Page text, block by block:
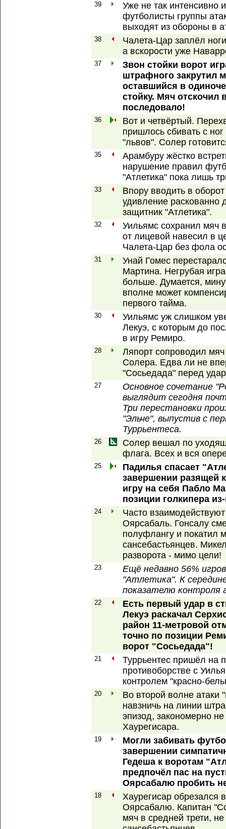
39
Уже не так интенсивно
футболисты группы
выходят из обороны в
38
Чалета-Цар заплёл
а вскорости уже
37
Звон стойки ворот
штрафного закрутил
оставшийся в
стойку. Мяч отскочил
последовало!
36
Вот и четвёртый.
пришлось сбивать с
"львов". Солер
35
Арамбуру жёстко
нарушение правил
"Атлетика" пока лишь
33
Впору вводить в
удивление раскованно
защитник "Атлетика".
32
Уильямс сохранил мяч
от лицевой навесил в
Чалета-Цар без фола
31
Унай Гомес
Мартина. Негрубая
больше. Думается,
вполне может
первого тайма.
30
Уильямс уж слишком
Лекуэ, с которым до
в игру Ремиро.
28
Ляпорт сопроводил
Солера. Едва ли не
"Сосьедада" перед
27
Основное сочетание
выглядит сегодня
Три перестановки
"Эльче", выпустив с
Туррьентеса.
26
Солер вешал по
флага. Всех и вся
25
Падилья спасает
завершении разящей
игру на себя Пабло
позиции голкипера
24
Часто
Оярсабаль. Гонсалу
полуфлангу и покатил
сансебастьянцев.
разворота - мимо цели!
23
Ещё недавно 56%
"Атлетика". К
показателю контроля
22
Есть первый удар в
Лекуэ раскачал
район 11-метровой
точно по позиции
ворот "Сосьедада"!
21
Туррьентес пришёл на
противоборстве с
контролем "красно-
20
Во второй волне атаки
навзничь на линии
эпизод, закономерно
Хаурегисара.
19
Могли забивать
завершении
Гедеша к воротам
предпочёл пас на
Оярсабалю пробить
18
Хаурегисар обрезался
Оярсабалю. Капитан
мяч в средней трети, не